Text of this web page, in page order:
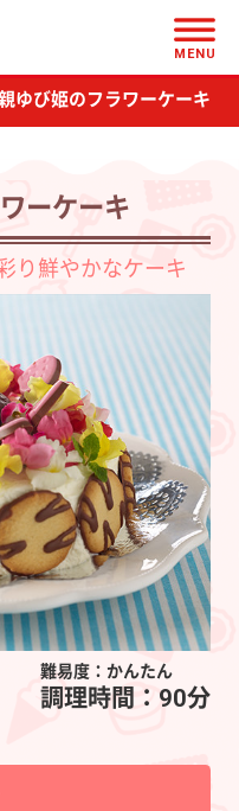
MENU
ゆび姫のフラワーケーキ
ーケーキ
り鮮やかなケーキ
難易度：かんたん
調理時間：90分